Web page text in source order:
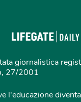
giornalistica
27/2001
l'educazione